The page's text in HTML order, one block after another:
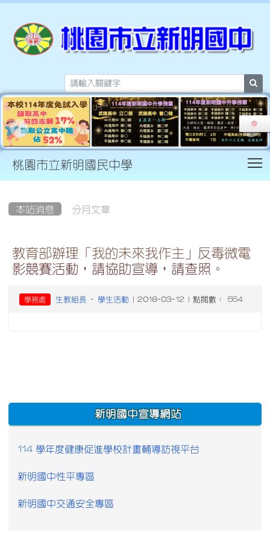
桃園市立新明國民中學
本站消息 分月文章
教育部辦理「我的未來我作主」反毒微電
影競賽活動，請協助宣導，請查照。
學務處 生教組長 - 學生活動 | 2018-03-12 | 點閱數： 554
:::
新明國中宣導網站
114 學年度健康促進學校計畫輔導訪視平台
新明國中性平專區
新明國中交通安全專區